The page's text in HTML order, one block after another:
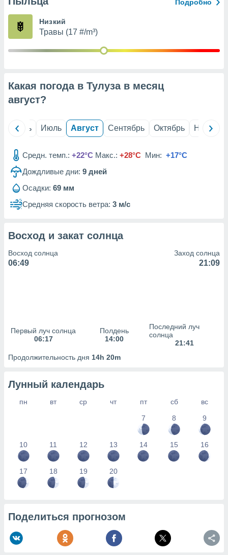
из
рекламы
сведения
Подробно
Низкий
Травы (17 #/m³)
Какая погода в Тулуза в месяц
август?
Июнь Июль Август Сентябрь Октябрь Ноябрь
Средн. темп.: +22°C Макс.: +28°C Мин: +17°C
Дождливые дни: 9 дней
Осадки: 69 мм
Средняя скорость ветра: 3 м/с
Восход и закат солнца
Восход солнца
06:49
Заход солнца
21:09
Первый луч солнца
06:17
Полдень
14:00
Последний луч
солнца
21:41
Продолжительность дня 14h 20m
Лунный календарь
пн вт ср чт пт сб
вс
7
8 9
10 11 12 13 14 15 16
17 18 19 20
Поделиться прогнозом